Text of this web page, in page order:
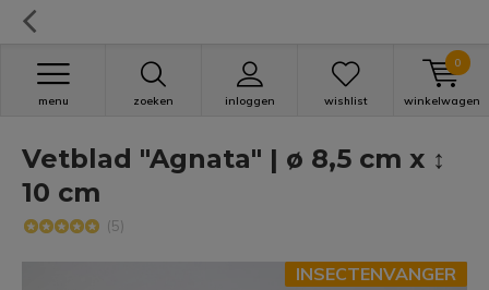
zoeken inloggen
menu wishlist winkelwagen
0
Vetblad "Agnata" | ø 8,5 cm x ↕
10 cm
(5)
INSECTENVANGER